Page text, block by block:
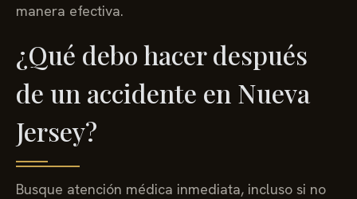
manera efectiva.
¿Qué debo hacer después
de un accidente en Nueva
Jersey?
Busque atención médica inmediata, incluso si no